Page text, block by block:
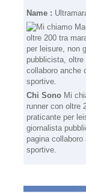
Name :
Chi Sono Mi
runner con oltre
praticante per
giornalista
pagina
sportive.